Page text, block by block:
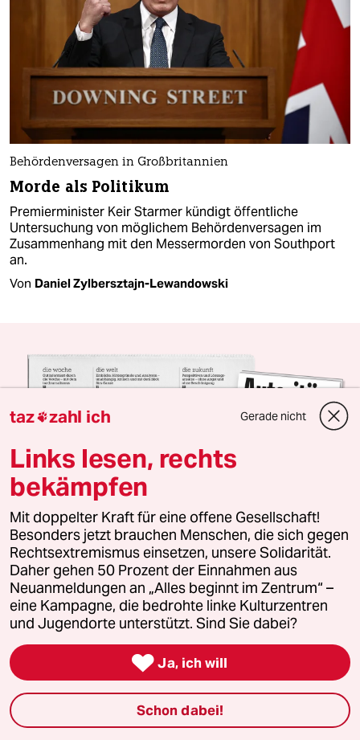
Behördenversagen in Großbritannien
Morde als Politikum
Premierminister Keir Starmer kündigt öffentliche
Untersuchung von möglichem Behördenversagen im
Zusammenhang mit den Messermorden von Southport
an.
Von Daniel Zylbersztajn-Lewandowski
10 Wochen taz + Sachbuch „Autoritäre Rebellion“
Gegen Rechtsruck hilft Linksblick
Zeiten wie diese brauchen Seiten wie diese:
unabhängig, konzernfrei und mit klarer Kante gegen
Faschismus, Rassismus und Rechtsruck. Teste jetzt
die taz und erhalte das neue Buch „Autoritäre
Rebellion“ von Rechtsextremismus-Experten
Andreas Speit als Prämie.
taz zahl ich Gerade nicht
Links lesen, rechts
bekämpfen
Mit doppelter Kraft für eine offene Gesellschaft!
Besonders jetzt brauchen Menschen, die sich gegen
Rechtsextremismus einsetzen, unsere Solidarität.
Daher gehen 50 Prozent der Einnahmen aus
Neuanmeldungen an „Alles beginnt im Zentrum“ –
eine Kampagne, die bedrohte linke Kulturzentren
und Jugendorte unterstützt. Sind Sie dabei?
 Ja, ich will
Schon dabei!